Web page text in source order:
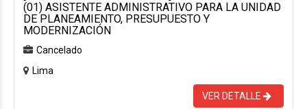
(01) ASISTENTE ADMINISTRATIVO PARA LA UNIDAD
DE PLANEAMIENTO, PRESUPUESTO Y
MODERNIZACIÓN
Cancelado
Lima
VER DETALLE